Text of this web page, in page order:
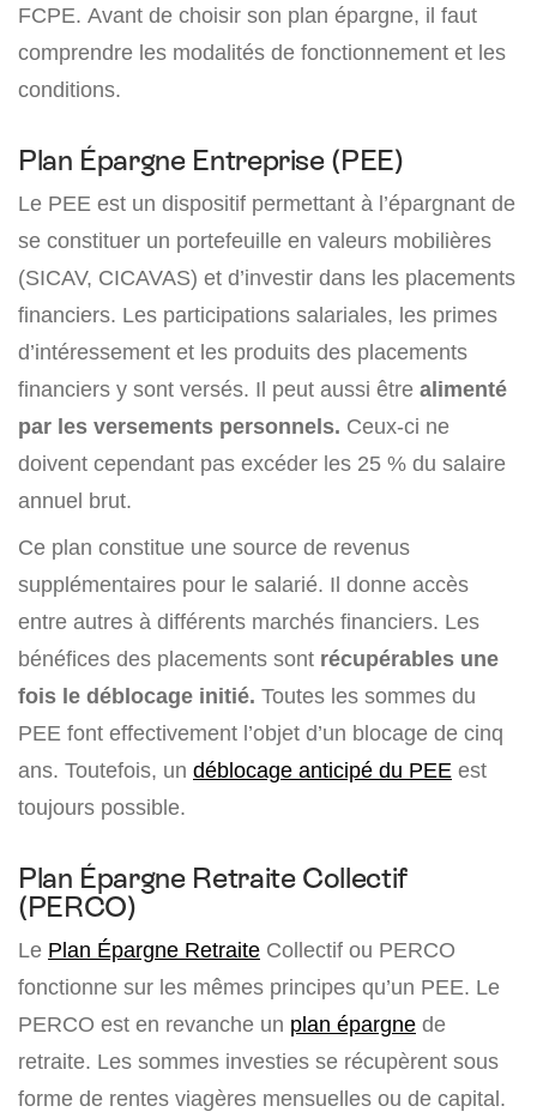
FCPE. Avant de choisir son plan épargne, il faut
comprendre les modalités de fonctionnement et les
conditions.
Plan Épargne Entreprise (PEE)
Le PEE est un dispositif permettant à l’épargnant de
se constituer un portefeuille en valeurs mobilières
(SICAV, CICAVAS) et d’investir dans les placements
financiers. Les participations salariales, les primes
d’intéressement et les produits des placements
financiers y sont versés. Il peut aussi être alimenté
par les versements personnels. Ceux-ci ne
doivent cependant pas excéder les 25 % du salaire
annuel brut.
Ce plan constitue une source de revenus
supplémentaires pour le salarié. Il donne accès
entre autres à différents marchés financiers. Les
bénéfices des placements sont récupérables une
fois le déblocage initié. Toutes les sommes du
PEE font effectivement l’objet d’un blocage de cinq
ans. Toutefois, un déblocage anticipé du PEE est
toujours possible.
Plan Épargne Retraite Collectif
(PERCO)
Le Plan Épargne Retraite Collectif ou PERCO
fonctionne sur les mêmes principes qu’un PEE. Le
PERCO est en revanche un plan épargne de
retraite. Les sommes investies se récupèrent sous
forme de rentes viagères mensuelles ou de capital.